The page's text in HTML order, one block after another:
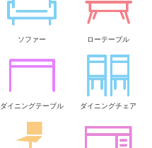
ソファー ローテーブル
ダイニングテーブル ダイニングチェア